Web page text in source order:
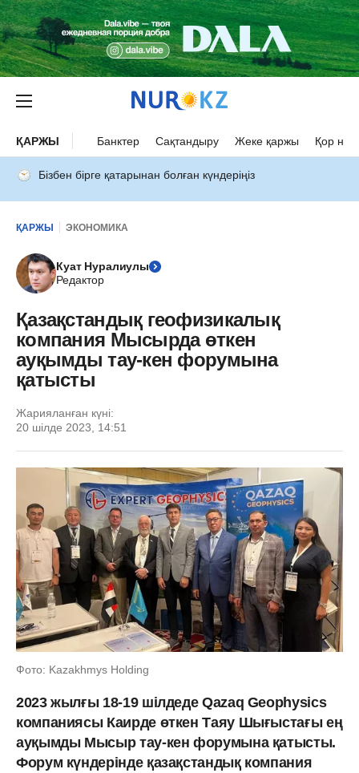
ҚАРЖЫ Банктер Сақтандыру Жеке қаржы Қор
Бізбен бірге қатарынан болған күндеріңіз
ҚАРЖЫ ЭКОНОМИКА
Куат Нуралиулы
Редактор
Қазақстандық геофизикалық
компания Мысырда өткен
ауқымды тау-кен форумына
қатысты
Жарияланған күні:
20 шілде 2023, 14:51
Фото: Kazakhmys Holding
2023 жылғы 18-19 шілдеде Qazaq Geophysics
компаниясы Каирде өткен Таяу Шығыстағы ең
ауқымды Мысыр тау-кен форумына қатысты.
Форум күндерінде қазақстандық компания